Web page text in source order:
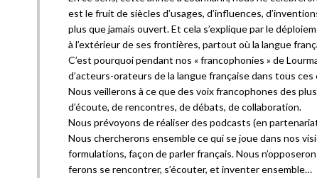
est le fruit de siècles d’usages, d’influences,
plus que jamais ouvert. Et cela s’explique par le
à l’extérieur de ses frontières, partout où la langue
C’est pourquoi pendant nos « francophonies » de
d’acteurs-orateurs de la langue française dans tous
Nous veillerons à ce que des voix francophones des
d’écoute, de rencontres, de débats, de collaboration.
Nous prévoyons de réaliser des podcasts (en
Nous chercherons ensemble ce qui se joue dans nos
formulations, façon de parler français. Nous
ferons se rencontrer, s’écouter, et inventer ensemble…